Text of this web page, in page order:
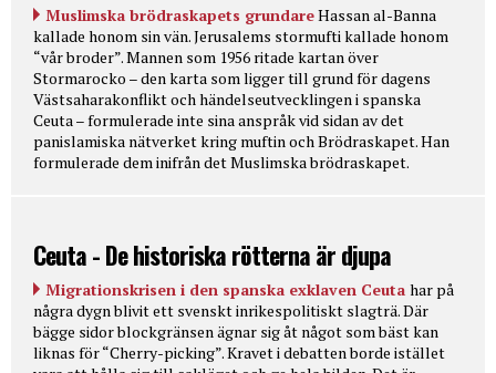
Muslimska brödraskapets grundareHassan al-Banna
kallade honom sin vän. Jerusalems stormufti kallade honom
“vår broder”. Mannen som 1956 ritade kartan över
Stormarocko – den karta som ligger till grund för dagens
Västsaharakonflikt och händelseutvecklingen i spanska
Ceuta – formulerade inte sina anspråk vid sidan av det
panislamiska nätverket kring muftin och Brödraskapet. Han
formulerade dem inifrån det Muslimska brödraskapet.
Ceuta - De historiska rötterna är djupa
Migrationskrisen i den spanska exklaven Ceuta har på
några dygn blivit ett svenskt inrikespolitiskt slagträ. Där
bägge sidor blockgränsen ägnar sig åt något som bäst kan
liknas för “Cherry-picking”. Kravet i debatten borde istället